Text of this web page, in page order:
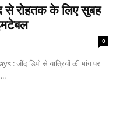
रोहतक के लिए सुबह
0
: जींद डिपो से यात्रियों की मांग पर